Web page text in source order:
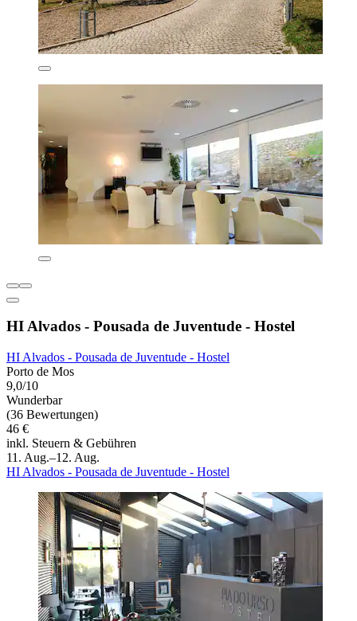
HI Alvados - Pousada de Juventude - Hostel
HI Alvados - Pousada de Juventude - Hostel
Porto de Mos
9,0/10
Wunderbar
(36 Bewertungen)
46 €
inkl. Steuern & Gebühren
11. Aug.–12. Aug.
HI Alvados - Pousada de Juventude - Hostel